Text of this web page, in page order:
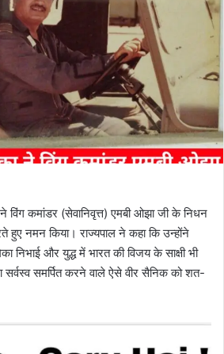
विंग कमांडर (सेवानिवृत्त) एमबी ओझा जी के निधन
हुए नमन किया। राज्यपाल ने कहा कि उन्होंने
निभाई और युद्ध में भारत की विजय के साक्षी भी
सर्वस्व समर्पित करने वाले ऐसे वीर सैनिक को शत-